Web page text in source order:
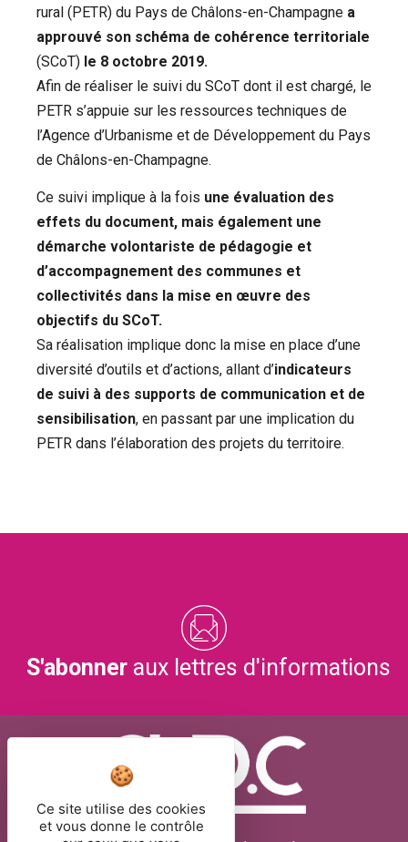
rural (PETR) du Pays de Châlons-en-Champagne a
approuvé son schéma de cohérence territoriale
(SCoT) le 8 octobre 2019.
Afin de réaliser le suivi du SCoT dont il est chargé, le
PETR s’appuie sur les ressources techniques de
l’Agence d’Urbanisme et de Développement du Pays
de Châlons-en-Champagne.
Ce suivi implique à la fois une évaluation des
effets du document, mais également une
démarche volontariste de pédagogie et
d’accompagnement des communes et
collectivités dans la mise en œuvre des
objectifs du SCoT.
Sa réalisation implique donc la mise en place d’une
diversité d’outils et d’actions, allant d’indicateurs
de suivi à des supports de communication et de
sensibilisation, en passant par une implication du
PETR dans l’élaboration des projets du territoire.
S'abonner aux lettres d'informations
Ce site utilise des cookies
et vous donne le contrôle